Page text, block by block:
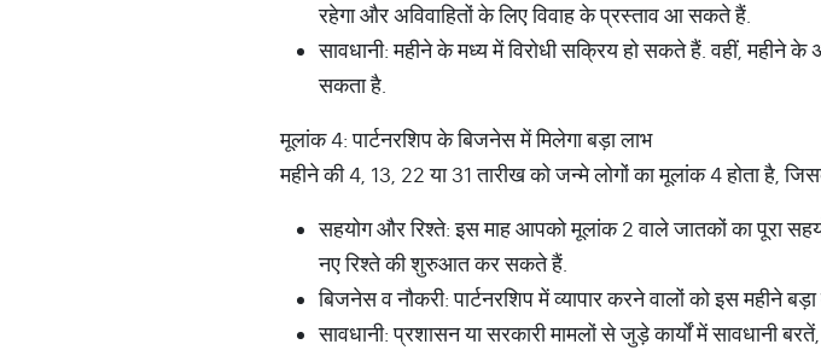
रहेगा और अविवाहितों के लिए विवाह के प्रस्ताव आ सकते हैं.
सावधानी: महीने के मध्य में विरोधी सक्रिय हो सकते हैं. वहीं, महीने
सकता है.
मूलांक 4: पार्टनरशिप के बिजनेस में मिलेगा बड़ा लाभ
महीने की 4, 13, 22 या 31 तारीख को जन्मे लोगों का मूलांक 4 होता है,
सहयोग और रिश्ते: इस माह आपको मूलांक 2 वाले जातकों का पूरा
नए रिश्ते की शुरुआत कर सकते हैं.
बिजनेस व नौकरी: पार्टनरशिप में व्यापार करने वालों को इस महीने
सावधानी: प्रशासन या सरकारी मामलों से जुड़े कार्यों में सावधानी